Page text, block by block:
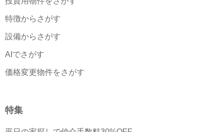
特徴からさがす
設備からさがす
AIでさがす
価格変更物件をさがす
特集